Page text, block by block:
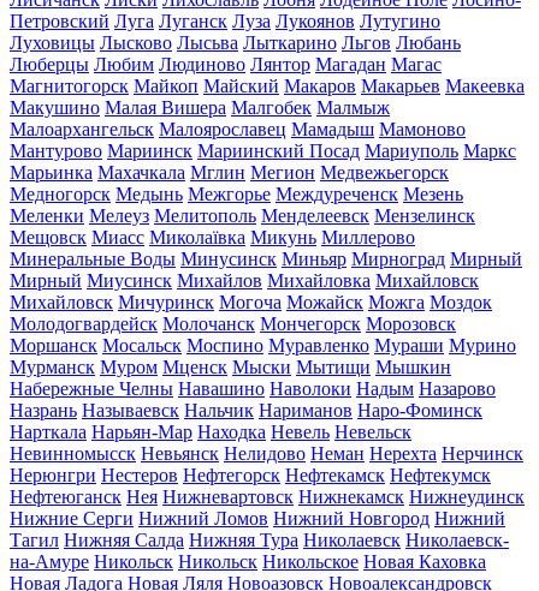
Петровский Луга Луганск Луза Лукоянов Лутугино
Луховицы Лысково Лысьва Лыткарино Льгов Любань
Люберцы Любим Людиново Лянтор Магадан Магас
Магнитогорск Майкоп Майский Макаров Макарьев Макеевка
Макушино Малая Вишера Малгобек Малмыж
Малоархангельск Малоярославец Мамадыш Мамоново
Мантурово Мариинск Мариинский Посад Мариуполь Маркс
Марьинка Махачкала Мглин Мегион Медвежьегорск
Медногорск Медынь Межгорье Междуреченск Мезень
Меленки Мелеуз Мелитополь Менделеевск Мензелинск
Мещовск Миасс Миколаївка Микунь Миллерово
Минеральные Воды Минусинск Миньяр Мирноград Мирный
Мирный Миусинск Михайлов Михайловка Михайловск
Михайловск Мичуринск Могоча Можайск Можга Моздок
Молодогвардейск Молочанск Мончегорск Морозовск
Моршанск Мосальск Моспино Муравленко Мураши Мурино
Мурманск Муром Мценск Мыски Мытищи Мышкин
Набережные Челны Навашино Наволоки Надым Назарово
Назрань Называевск Нальчик Нариманов Наро-Фоминск
Нарткала Нарьян-Мар Находка Невель Невельск
Невинномысск Невьянск Нелидово Неман Нерехта Нерчинск
Нерюнгри Нестеров Нефтегорск Нефтекамск Нефтекумск
Нефтеюганск Нея Нижневартовск Нижнекамск Нижнеудинск
Нижние Серги Нижний Ломов Нижний Новгород Нижний
Тагил Нижняя Салда Нижняя Тура Николаевск Николаевск-
на-Амуре Никольск Никольск Никольское Новая Каховка
Новая Ладога Новая Ляля Новоазовск Новоалександровск